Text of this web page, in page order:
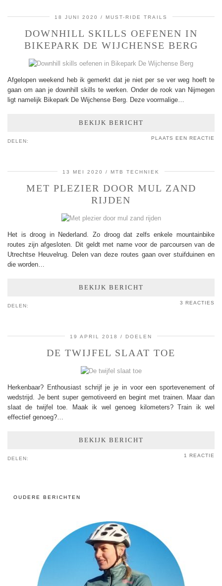
18 JUNI 2020 MUST-RIDE TRAILS
DOWNHILL SKILLS OEFENEN IN
BIKEPARK DE WIJCHENSE BERG
Afgelopen weekend heb ik gemerkt dat je niet per se ver weg hoeft te
gaan om aan je downhill skills te werken. Onder de rook van Nijmegen
ligt namelijk Bikepark De Wijchense Berg. Deze voormalige…
BEKIJK BERICHT
DELEN:
PLAATS EEN REACTIE
13 MEI 2020 MTB TECHNIEK
MET PLEZIER DOOR MUL ZAND
RIJDEN
Het is droog in Nederland. Zo droog dat zelfs enkele mountainbike
routes zijn afgesloten. Dit geldt met name voor de parcoursen van de
Utrechtse Heuvelrug. Delen van deze routes gaan over stuifduinen en
die worden…
BEKIJK BERICHT
DELEN:
3 REACTIES
19 APRIL 2018 DOELEN
DE TWIJFEL SLAAT TOE
Herkenbaar? Enthousiast schrijf je je in voor een sportevenement of
wedstrijd. Je bent super gemotiveerd en begint met trainen. Maar dan
slaat de twijfel toe. Maak ik wel genoeg kilometers? Train ik wel
effectief genoeg?…
BEKIJK BERICHT
DELEN:
1 REACTIE
OUDERE BERICHTEN